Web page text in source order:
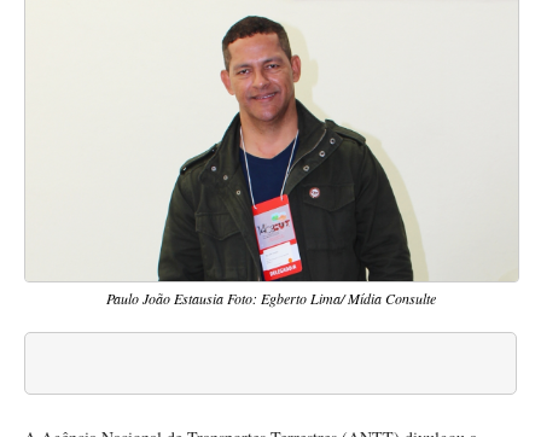
Paulo João Estausia Foto: Egberto Lima/ Mídia Consulte